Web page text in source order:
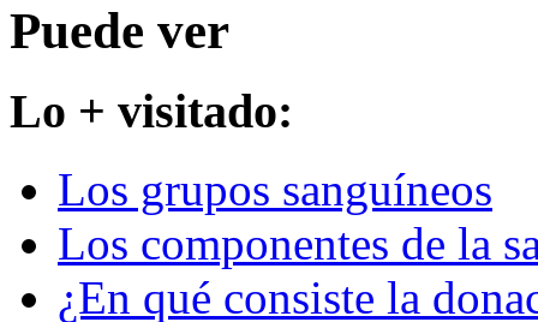
Puede ver
Lo + visitado:
Los grupos sanguíneos
Los componentes de la
¿En qué consiste la